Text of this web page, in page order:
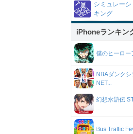
シミュレー
キング
iPhoneランキン
僕のヒーロー
NBAダンクシ
NET...
幻想水滸伝
Bus Traffic